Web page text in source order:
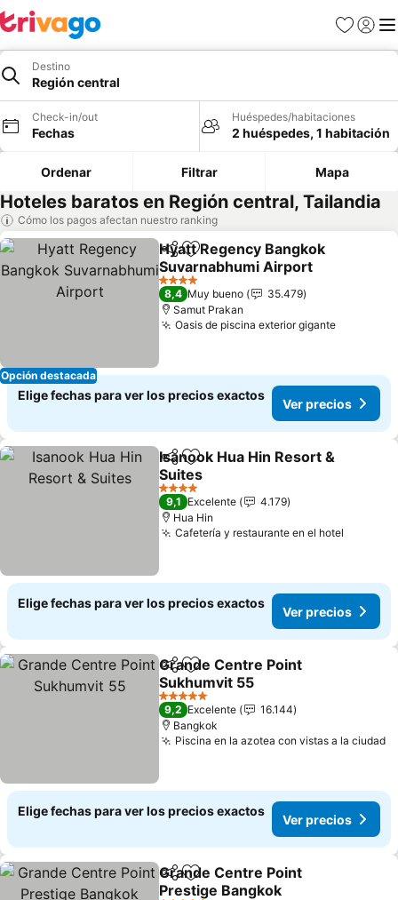
Favoritos
Iniciar
Destino
Región central
Check-in/out
Fechas
Huéspedes/habitaciones
2 huéspedes, 1 habitación
Ordenar Filtrar Mapa
Hoteles baratos en Región central, Tailandia
Cómo los pagos afectan nuestro ranking
Opción destacada
CompartirAgregar a favoritos
Hyatt Regency Bangkok
Suvarnabhumi Airport
4 Estrellas
8,4 Muy bueno
35.479
Samut Prakan
Oasis de piscina exterior gigante
Elige fechas para ver los precios exactos
Ver precios
CompartirAgregar a favoritos
Isanook Hua Hin Resort &
Suites
4 Estrellas
9,1 Excelente
4.179
Hua Hin
Cafetería y restaurante en el hotel
Elige fechas para ver los precios exactos
Ver precios
CompartirAgregar a favoritos
Grande Centre Point
Sukhumvit 55
5 Estrellas
9,2 Excelente
16.144
Bangkok
Piscina en la azotea con vistas a la ciudad
Elige fechas para ver los precios exactos
Ver precios
CompartirAgregar a favoritos
Grande Centre Point
Prestige Bangkok